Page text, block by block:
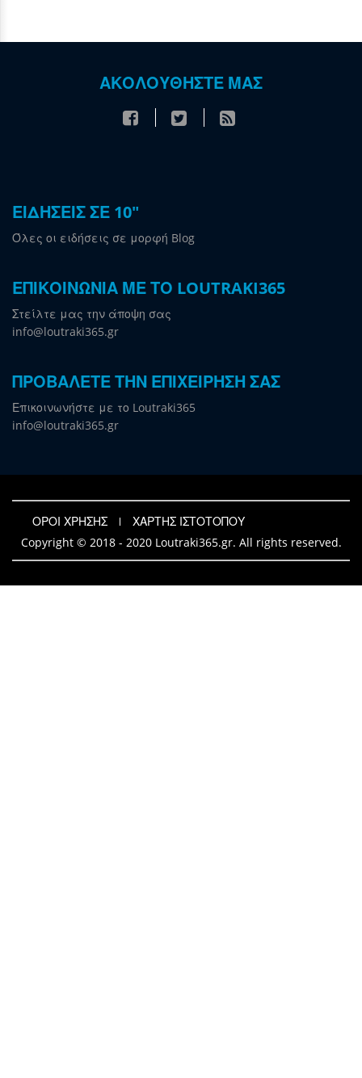
ΑΚΟΛΟΥΘΗΣΤΕ ΜΑΣ
ΕΙΔΗΣΕΙΣ ΣΕ 10"
Όλες οι ειδήσεις σε μορφή Blog
ΕΠΙΚΟΙΝΩΝΙΑ ΜΕ ΤΟ LOUTRAKI365
Στείλτε μας την άποψη σας
info@loutraki365.gr
ΠΡΟΒΑΛΕΤΕ ΤΗΝ ΕΠΙΧΕΙΡΗΣΗ ΣΑΣ
Επικοινωνήστε με το Loutraki365
info@loutraki365.gr
ΟΡΟΙ ΧΡΗΣΗΣ
ΧΑΡΤΗΣ ΙΣΤΟΤΟΠΟΥ
Copyright © 2018 - 2020 Loutraki365.gr. All rights reserved.